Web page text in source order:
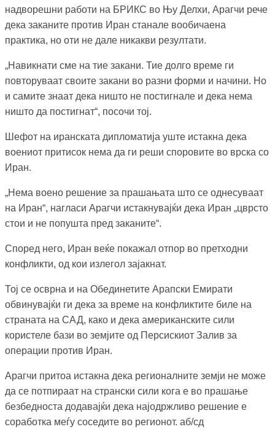
надворешни работи на БРИКС во Њу Делхи, Арагчи рече
дека заканите против Иран станале вообичаена
практика, но оти не дале никакви резултати.
„Навикнати сме на тие закани. Тие долго време ги
повторуваат своите закани во разни форми и начини. Но
и самите знаат дека ништо не постигнале и дека нема
ништо да постигнат“, посочи тој.
Шефот на иранската дипломатија уште истакна дека
воениот притисок нема да ги реши спорoвите во врска со
Иран.
„Нема воено решение за прашањата што се однесуваат
на Иран“, нагласи Арагчи истакнувајќи дека Иран „цврсто
стои и не попушта пред заканите“.
Според него, Иран веќе покажал отпор во претходни
конфликти, од кои излегол зајакнат.
Тој се осврна и на Обединетите Арапски Емирати
обвинувајќи ги дека за време на конфликтите биле на
страната на САД, како и дека американските сили
користеле бази во земјите од Персискиот Залив за
операции против Иран.
Арагчи притоа истакна дека регионалните земји не може
да се потпираат на странски сили кога е во прашање
безбедноста додавајќи дека најодржливо решение е
соработка меѓу соседите во регионот. аб/сд